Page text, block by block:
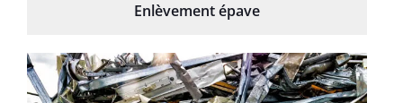
Enlèvement épave